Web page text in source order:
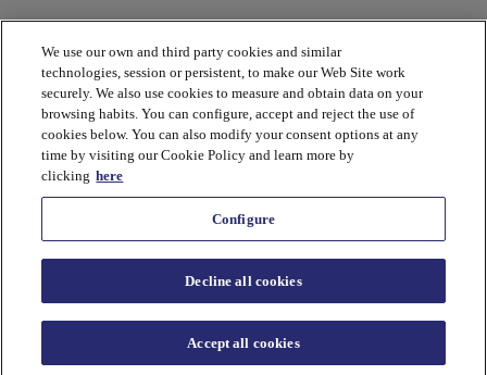
ACADEMIA
Campus
Socios
Academia
Metodología
CONTACTO
¿Necesitas ayuda o tienes alguna duda?
Academia Internacional
We use our own and third party cookies and similar
technologies, session or persistent, to make our Web Site work
securely. We also use cookies to measure and obtain data on your
browsing habits. You can configure, accept and reject the use of
cookies below. You can also modify your consent options at any
time by visiting our Cookie Policy and learn more by
clicking here
Configure
Decline all cookies
Accept all cookies